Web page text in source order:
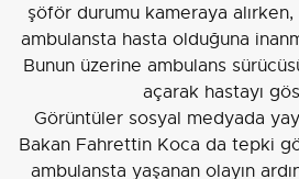
şöför durumu kameraya
ambulansta hasta olduğuna
Bunun üzerine ambulans
açarak hastayı
Görüntüler sosyal medyada
Bakan Fahrettin Koca da tepki
ambulansta yaşanan olayın